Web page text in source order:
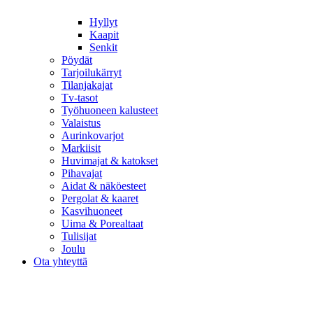
Hyllyt
Kaapit
Senkit
Pöydät
Tarjoilukärryt
Tilanjakajat
Tv-tasot
Työhuoneen kalusteet
Valaistus
Aurinkovarjot
Markiisit
Huvimajat & katokset
Pihavajat
Aidat & näköesteet
Pergolat & kaaret
Kasvihuoneet
Uima & Porealtaat
Tulisijat
Joulu
Ota yhteyttä